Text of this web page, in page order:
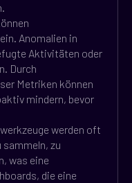
Anomalien in
Aktivitäten oder
Durch
Metriken können
mindern, bevor
werden oft
zu
was eine
die eine